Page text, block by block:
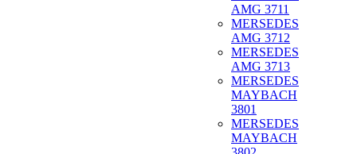
AMG 3711
MERSEDES
AMG 3712
MERSEDES
AMG 3713
MERSEDES
MAYBACH
3801
MERSEDES
MAYBACH